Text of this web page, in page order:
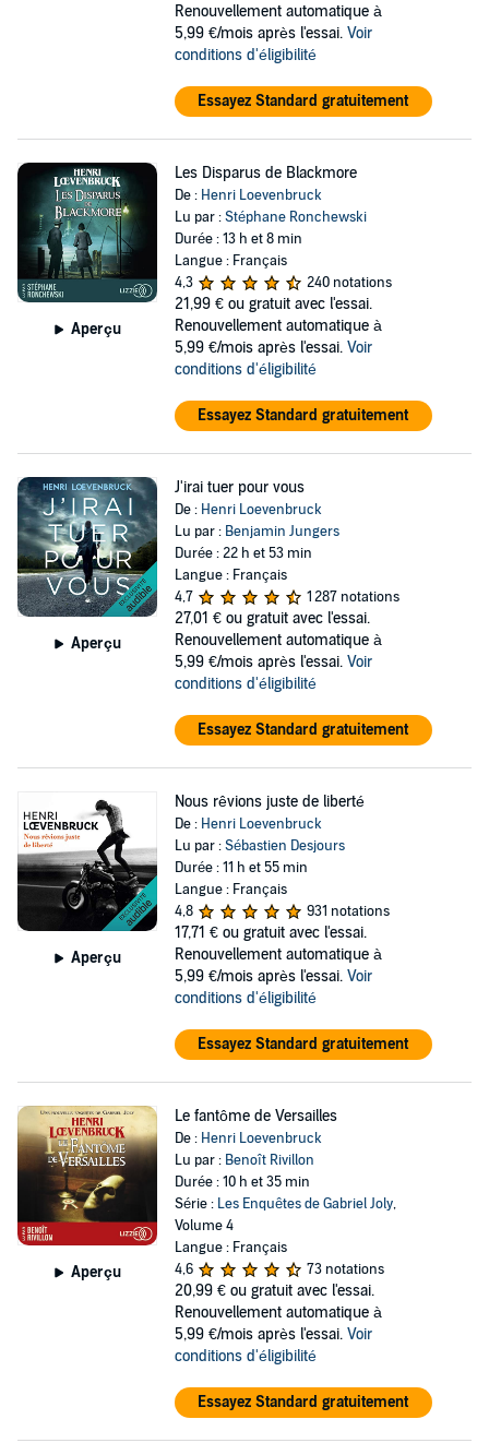
Renouvellement automatique à
5,99 €/mois après l'essai. Voir
conditions d'éligibilité
Essayez Standard gratuitement
Aperçu
Les Disparus de Blackmore
De : Henri Loevenbruck
Lu par :Stéphane Ronchewski
Durée : 13 h et 8 min
Langue : Français
4,3
240 notations
21,99 € ou gratuit avec l'essai.
Renouvellement automatique à
5,99 €/mois après l'essai. Voir
conditions d'éligibilité
Essayez Standard gratuitement
Aperçu
J'irai tuer pour vous
De : Henri Loevenbruck
Lu par : Benjamin Jungers
Durée : 22 h et 53 min
Langue : Français
4,7
1 287 notations
27,01 € ou gratuit avec l'essai.
Renouvellement automatique à
5,99 €/mois après l'essai. Voir
conditions d'éligibilité
Essayez Standard gratuitement
Aperçu
Nous rêvions juste de liberté
De : Henri Loevenbruck
Lu par :Sébastien Desjours
Durée : 11 h et 55 min
Langue : Français
4,8
931 notations
17,71 € ou gratuit avec l'essai.
Renouvellement automatique à
5,99 €/mois après l'essai. Voir
conditions d'éligibilité
Essayez Standard gratuitement
Aperçu
Le fantôme de Versailles
De : Henri Loevenbruck
Lu par : Benoît Rivillon
Durée : 10 h et 35 min
Série : Les Enquêtes de Gabriel Joly,
Volume 4
Langue : Français
4,6
73 notations
20,99 € ou gratuit avec l'essai.
Renouvellement automatique à
5,99 €/mois après l'essai. Voir
conditions d'éligibilité
Essayez Standard gratuitement